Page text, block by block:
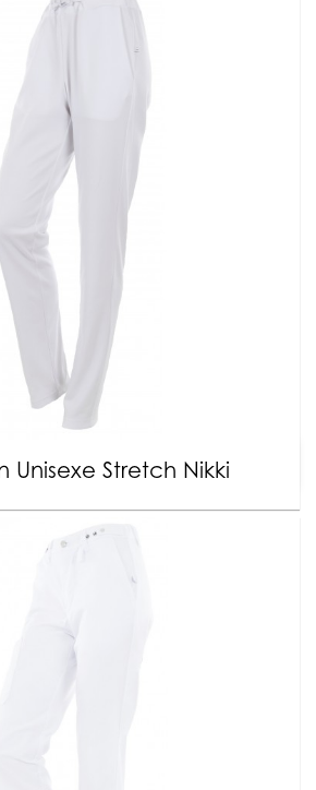
Unisexe Stretch Nikki